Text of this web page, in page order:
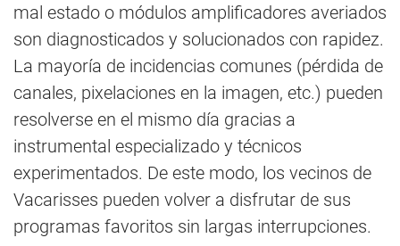
mal estado o módulos amplificadores averiados
son diagnosticados y solucionados con rapidez.
La mayoría de incidencias comunes (pérdida de
canales, pixelaciones en la imagen, etc.) pueden
resolverse en el mismo día gracias a
instrumental especializado y técnicos
experimentados. De este modo, los vecinos de
Vacarisses pueden volver a disfrutar de sus
programas favoritos sin largas interrupciones.